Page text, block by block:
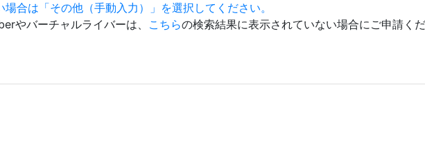
合は「その他（手動入力）」を選択してください。
やバーチャルライバーは、 こちらの検索結果に表示されていない場合にご申請く